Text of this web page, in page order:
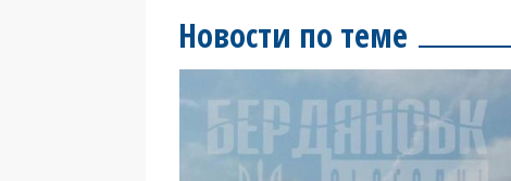
Новости по теме